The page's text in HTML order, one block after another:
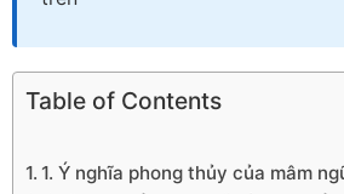
Table of Contents
1. Ý nghĩa phong thủy của mâm